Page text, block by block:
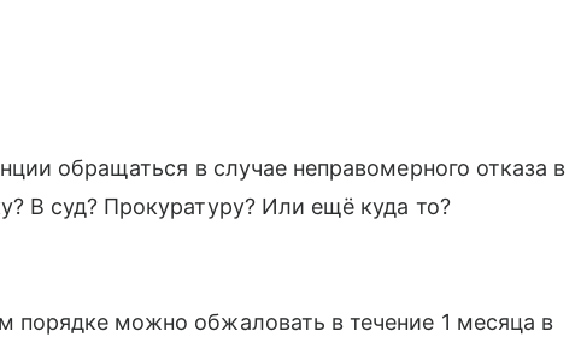
обращаться в случае неправомерного отказа в
В суд? Прокуратуру? Или ещё куда то?
можно обжаловать в течение 1 месяца в